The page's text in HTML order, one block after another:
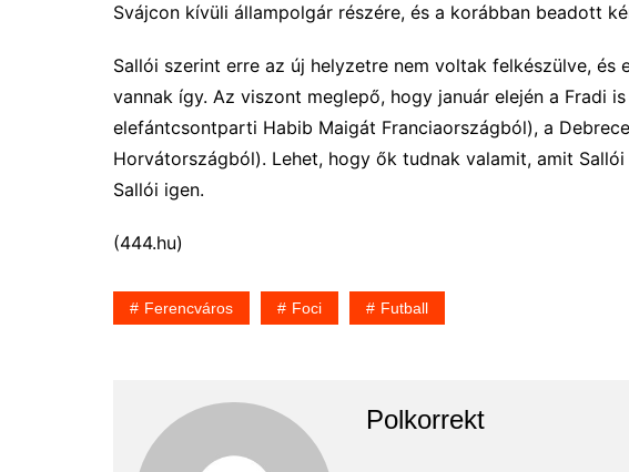
Svájcon kívüli állampolgár részére, és a korábban beadott
Sallói szerint erre az új helyzetre nem voltak felkészülve, és
vannak így. Az viszont meglepő, hogy január elején a Fradi
elefántcsontparti Habib Maigát Franciaországból), a
Horvátországból). Lehet, hogy ők tudnak valamit, amit
Sallói igen.
(444.hu)
Ferencváros Foci Futball
Polkorrekt